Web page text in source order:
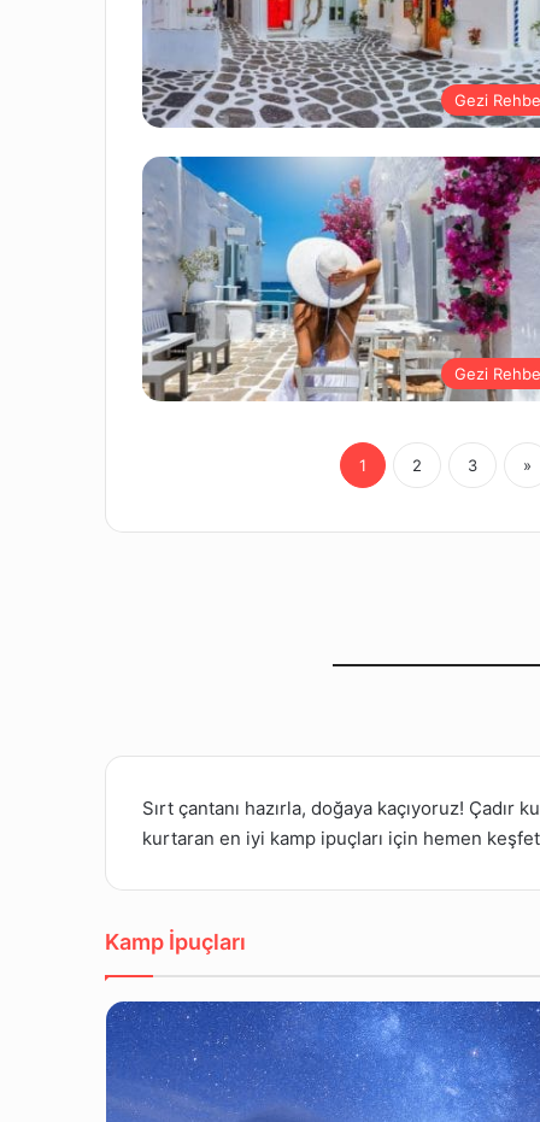
Gezi
Gezi
1 2 3 »
Sırt çantanı hazırla, doğaya kaçıyoruz! Çadır
kurtaran en iyi kamp ipuçları için hemen
Kamp İpuçları